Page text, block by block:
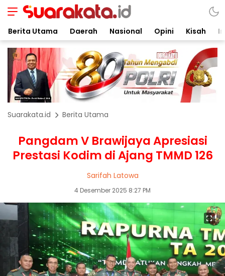
Berita Utama Daerah Nasional Opini Kisah
Suarakata.id Berita Utama
Pangdam V Brawijaya Apresiasi
Prestasi Kodim di Ajang TMMD 126
Sarifah Latowa
4 Desember 2025 8:27 PM